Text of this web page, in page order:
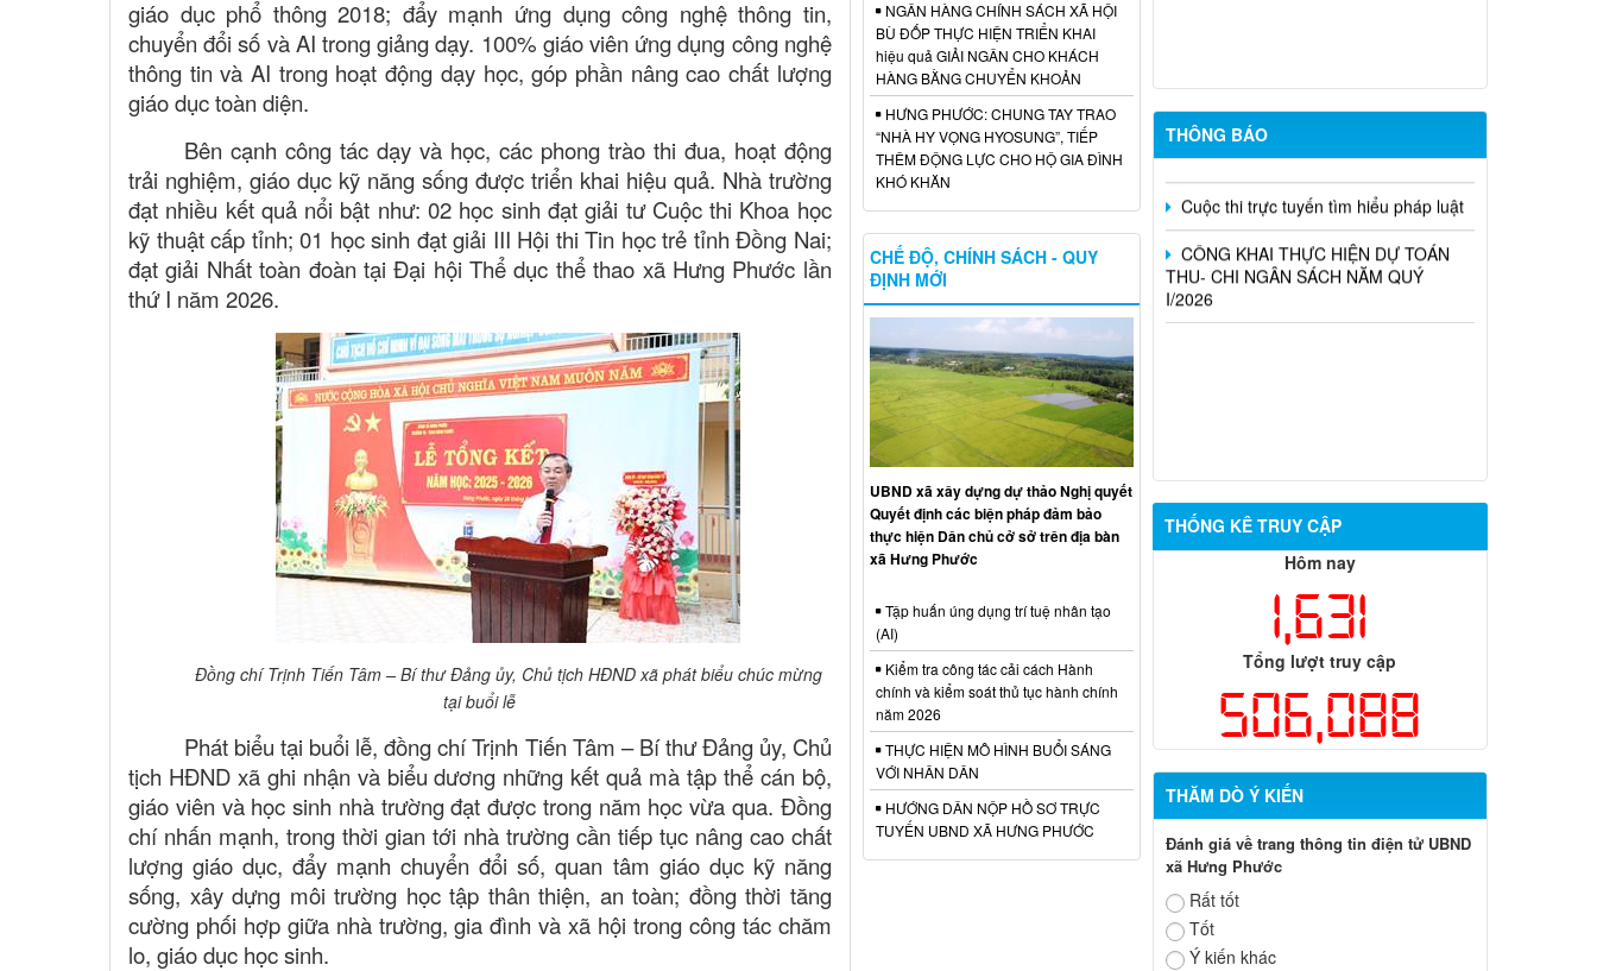
giáo dục phổ thông 2018; đẩy mạnh ứng dụng công nghệ thông tin,
chuyển đổi số và AI trong giảng dạy. 100% giáo viên ứng dụng công nghệ
thông tin và AI trong hoạt động dạy học, góp phần nâng cao chất lượng
giáo dục toàn diện.
Bên cạnh công tác dạy và học, các phong trào thi đua, hoạt động
trải nghiệm, giáo dục kỹ năng sống được triển khai hiệu quả. Nhà trường
đạt nhiều kết quả nổi bật như: 02 học sinh đạt giải tư Cuộc thi Khoa học
kỹ thuật cấp tỉnh; 01 học sinh đạt giải III Hội thi Tin học trẻ tỉnh Đồng Nai;
đạt giải Nhất toàn đoàn tại Đại hội Thể dục thể thao xã Hưng Phước lần
thứ I năm 2026.
Đồng chí Trịnh Tiến Tâm – Bí thư Đảng ủy, Chủ tịch HĐND xã phát biểu chúc mừng
tại buổi lễ
Phát biểu tại buổi lễ, đồng chí Trịnh Tiến Tâm – Bí thư Đảng ủy, Chủ
tịch HĐND xã ghi nhận và biểu dương những kết quả mà tập thể cán bộ,
giáo viên và học sinh nhà trường đạt được trong năm học vừa qua. Đồng
chí nhấn mạnh, trong thời gian tới nhà trường cần tiếp tục nâng cao chất
lượng giáo dục, đẩy mạnh chuyển đổi số, quan tâm giáo dục kỹ năng
sống, xây dựng môi trường học tập thân thiện, an toàn; đồng thời tăng
cường phối hợp giữa nhà trường, gia đình và xã hội trong công tác chăm
lo, giáo dục học sinh.
THÔNG BÁO
2026
CÔNG KHAI THỰC HIỆN DỰ TOÁN
THU- CHI NGÂN SÁCH NĂM QUÝ
I/2026
THỐNG KÊ TRUY CẬP
Hôm nay
1,631
Tổng lượt truy cập
506,088
THĂM DÒ Ý KIẾN
Đánh giá về trang thông tin điện tử UBND
xã Hưng Phước
Rất tốt
Tốt
Ý kiến khác
NGÂN HÀNG CHÍNH SÁCH XÃ HỘI
BÙ ĐỐP THỰC HIỆN TRIỂN KHAI
hiệu quả GIẢI NGÂN CHO KHÁCH
HÀNG BẰNG CHUYỂN KHOẢN
HƯNG PHƯỚC: CHUNG TAY TRAO
“NHÀ HY VỌNG HYOSUNG”, TIẾP
THÊM ĐỘNG LỰC CHO HỘ GIA ĐÌNH
KHÓ KHĂN
CHẾ ĐỘ, CHÍNH SÁCH - QUY
ĐỊNH MỚI
UBND xã xây dựng dự thảo Nghị quyết
Quyết định các biện pháp đảm bảo
thực hiện Dân chủ cở sở trên địa bàn
xã Hưng Phước
Tập huấn úng dụng trí tuệ nhân tạo
(AI)
Kiểm tra công tác cải cách Hành
chính và kiểm soát thủ tục hành chính
năm 2026
THỰC HIỆN MÔ HÌNH BUỔI SÁNG
VỚI NHÂN DÂN
HƯỚNG DÂN NỘP HỒ SƠ TRỰC
TUYẾN UBND XÃ HƯNG PHƯỚC